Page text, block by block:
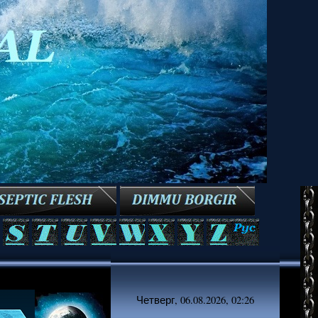
Четверг, 06.08.2026, 02:26